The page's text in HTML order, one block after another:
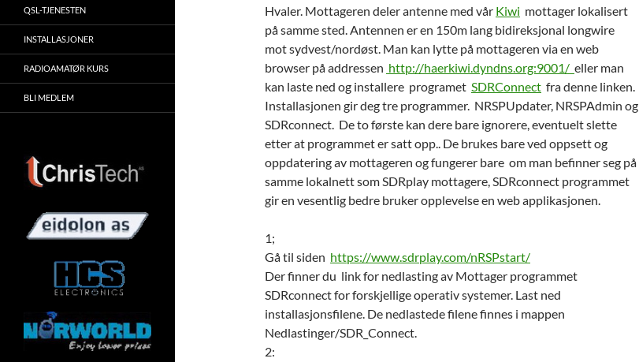
Hvaler. Mottageren deler antenne med vår Kiwi mottager lokalisert
på samme sted. Antennen er en 150m lang bidireksjonal longwire
mot sydvest/nordøst. Man kan lytte på mottageren via en web
browser på addressen http://haerkiwi.dyndns.org:9001/ eller man
kan laste ned og installere programet SDRConnect fra denne linken.
Installasjonen gir deg tre programmer. NRSPUpdater, NRSPAdmin og
SDRconnect. De to første kan dere bare ignorere, eventuelt slette
etter at programmet er satt opp.. De brukes bare ved oppsett og
oppdatering av mottageren og fungerer bare om man befinner seg på
samme lokalnett som SDRplay mottagere, SDRconnect programmet
gir en vesentlig bedre bruker opplevelse en web applikasjonen.
1;
Gå til siden https://www.sdrplay.com/nRSPstart/
Der finner du link for nedlasting av Mottager programmet
SDRconnect for forskjellige operativ systemer. Last ned
installasjonsfilene. De nedlastede filene finnes i mappen
Nedlastinger/SDR_Connect.
2:
QSL-TJENESTEN
INSTALLASJONER
RADIOAMATØR KURS
BLI MEDLEM